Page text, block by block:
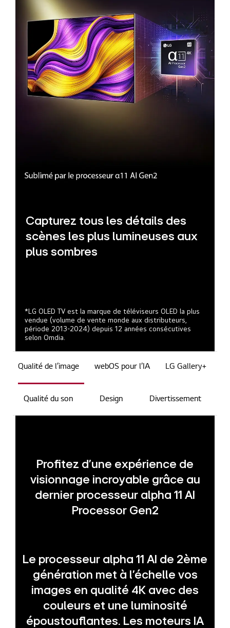
Capturez tous les détails des
scènes les plus lumineuses aux
plus sombres
*LG OLED TV est la marque de téléviseurs OLED la plus
vendue (volume de vente monde aux distributeurs,
période 2013-2024) depuis 12 années consécutives
selon Omdia.
Qualité de l’image webOS pour l’IA LG Gallery+
Qualité du son Design Divertissement
Profitez d'une expérience de
visionnage incroyable grâce au
dernier processeur alpha 11 AI
Processor Gen2
Le processeur alpha 11 AI de 2ème
génération met à l'échelle vos
images en qualité 4K avec des
couleurs et une luminosité
époustouflantes. Les moteurs IA